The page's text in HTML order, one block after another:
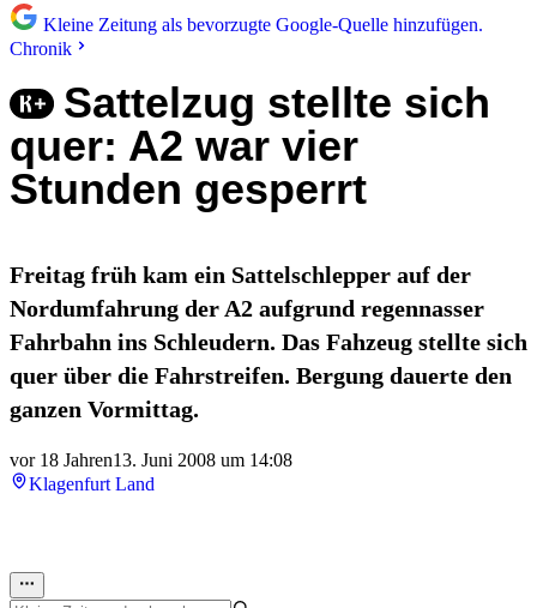
Kleine Zeitung als bevorzugte Google-Quelle hinzufügen.
Chronik
Sattelzug stellte sich
quer: A2 war vier
Stunden gesperrt
Freitag früh kam ein Sattelschlepper auf der
Nordumfahrung der A2 aufgrund regennasser
Fahrbahn ins Schleudern. Das Fahzeug stellte sich
quer über die Fahrstreifen. Bergung dauerte den
ganzen Vormittag.
vor 18 Jahren13. Juni 2008 um 14:08
Klagenfurt Land